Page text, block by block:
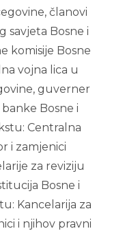
članovi
savjeta Bosne i
komisije Bosne
vojna lica u
guverner
Bosne i
Centralna
i zamjenici
za reviziju
Bosne i
Kancelarija za
i njihov pravni